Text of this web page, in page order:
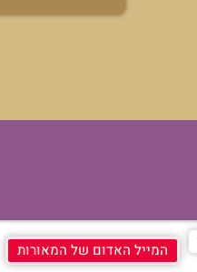
המייל האדום של המאורות